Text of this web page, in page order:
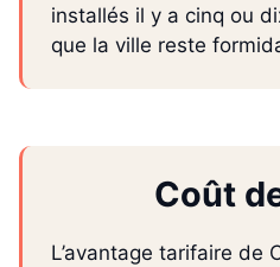
installés il y a cinq ou
que la ville reste
Coût
L’avantage tarifaire de